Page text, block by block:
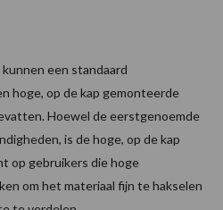
een standaard
hoge, op de kap gemonteerde
Hoewel de eerstgenoemde
is de hoge, op de kap
op gebruikers die hoge
om het materiaal fijn te hakselen